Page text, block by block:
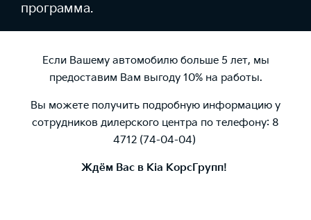
программа.
Если Вашему автомобилю больше 5 лет, мы
предоставим Вам выгоду 10% на работы.
Вы можете получить подробную информацию у
сотрудников дилерского центра по телефону: 8
4712 (74-04-04)
Ждём Вас в Kia КорсГрупп!